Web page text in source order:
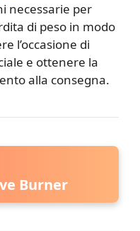
necessarie per
di peso in modo
l’occasione di
e ottenere la
alla consegna.
Burner